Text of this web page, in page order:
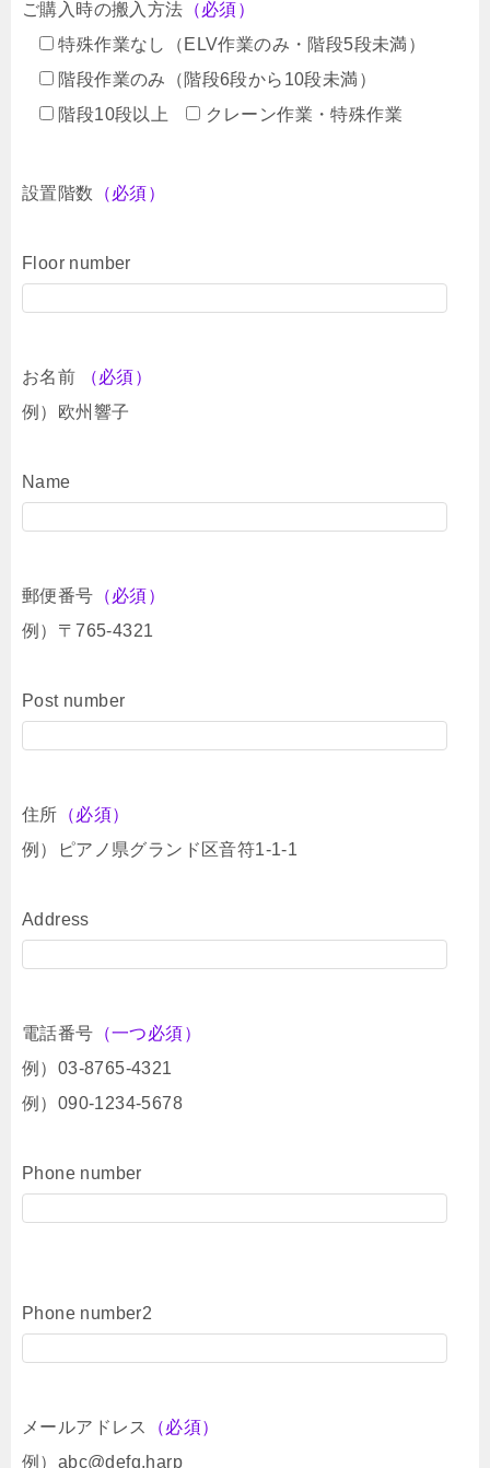
ご購入時の搬入方法 （必須）
特殊作業なし（ELV作業のみ・階段5段未満）
階段作業のみ（階段6段から10段未満）
階段10段以上
クレーン作業・特殊作業
設置階数 （必須）
Floor number
お名前
（必須）
例）欧州響子
Name
郵便番号 （必須）
例）〒765-4321
Post number
住所 （必須）
例）ピアノ県グランド区音符1-1-1
Address
電話番号 （一つ必須）
例）03-8765-4321
例）090-1234-5678
Phone number
Phone number2
メールアドレス
（必須）
例）abc@defg.harp